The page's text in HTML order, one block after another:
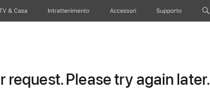
& Casa Intrattenimento Accessori Supporto
Please try again later.